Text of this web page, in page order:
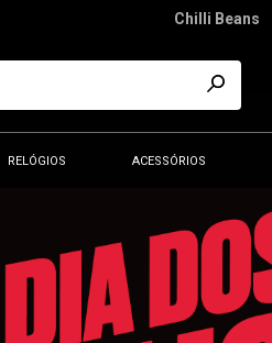
Chilli Beans
RELÓGIOS ACESSÓRIOS